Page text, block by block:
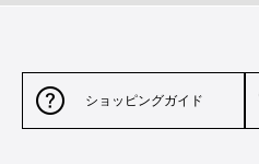
ショッピングガイド